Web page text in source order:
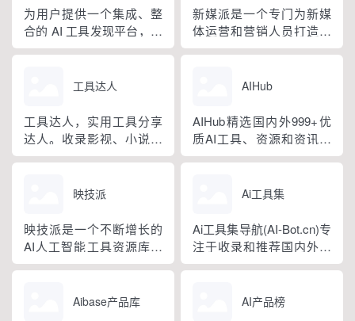
使学习变得更加容易。
为用户提供一个集成、整
合的 AI 工具发现平台，让
用户可以轻松搜索、筛选
新媒派是一个专门为新媒
体运营和营销人员打造的
工具网址导航。汇集各种
源，提供包括新媒体运营
计、创意参考、数据洞
察、热门趋势、视频图片
素材等多个覆盖运营相关
营工作效率和创意水
工具达人
工具达人，实用工具分享
达人。收录影视、小说、
漫画、音乐、网盘资源、
和应用，内容涵盖办公应
AIHub
AIHub精选国内外999+优
质AI工具、资源和资讯，
包括AI绘画工具、AI写作
视频工具、AI办公工具、
工具等AI工具大全。我们
希望通过努力，让更多个
人和企业，了解人工智
映技派
映技派是一个不断增长的
AI人工智能工具资源库，
映技派优选有用、高效的
助增强您的创造力和业
Ai工具集
Ai工具集导航(AI-Bot.cn)专
注于收录和推荐国内外热
门、创意、有趣、前沿的
大家提供一个快速访问任
Aibase产品库 AI产品榜